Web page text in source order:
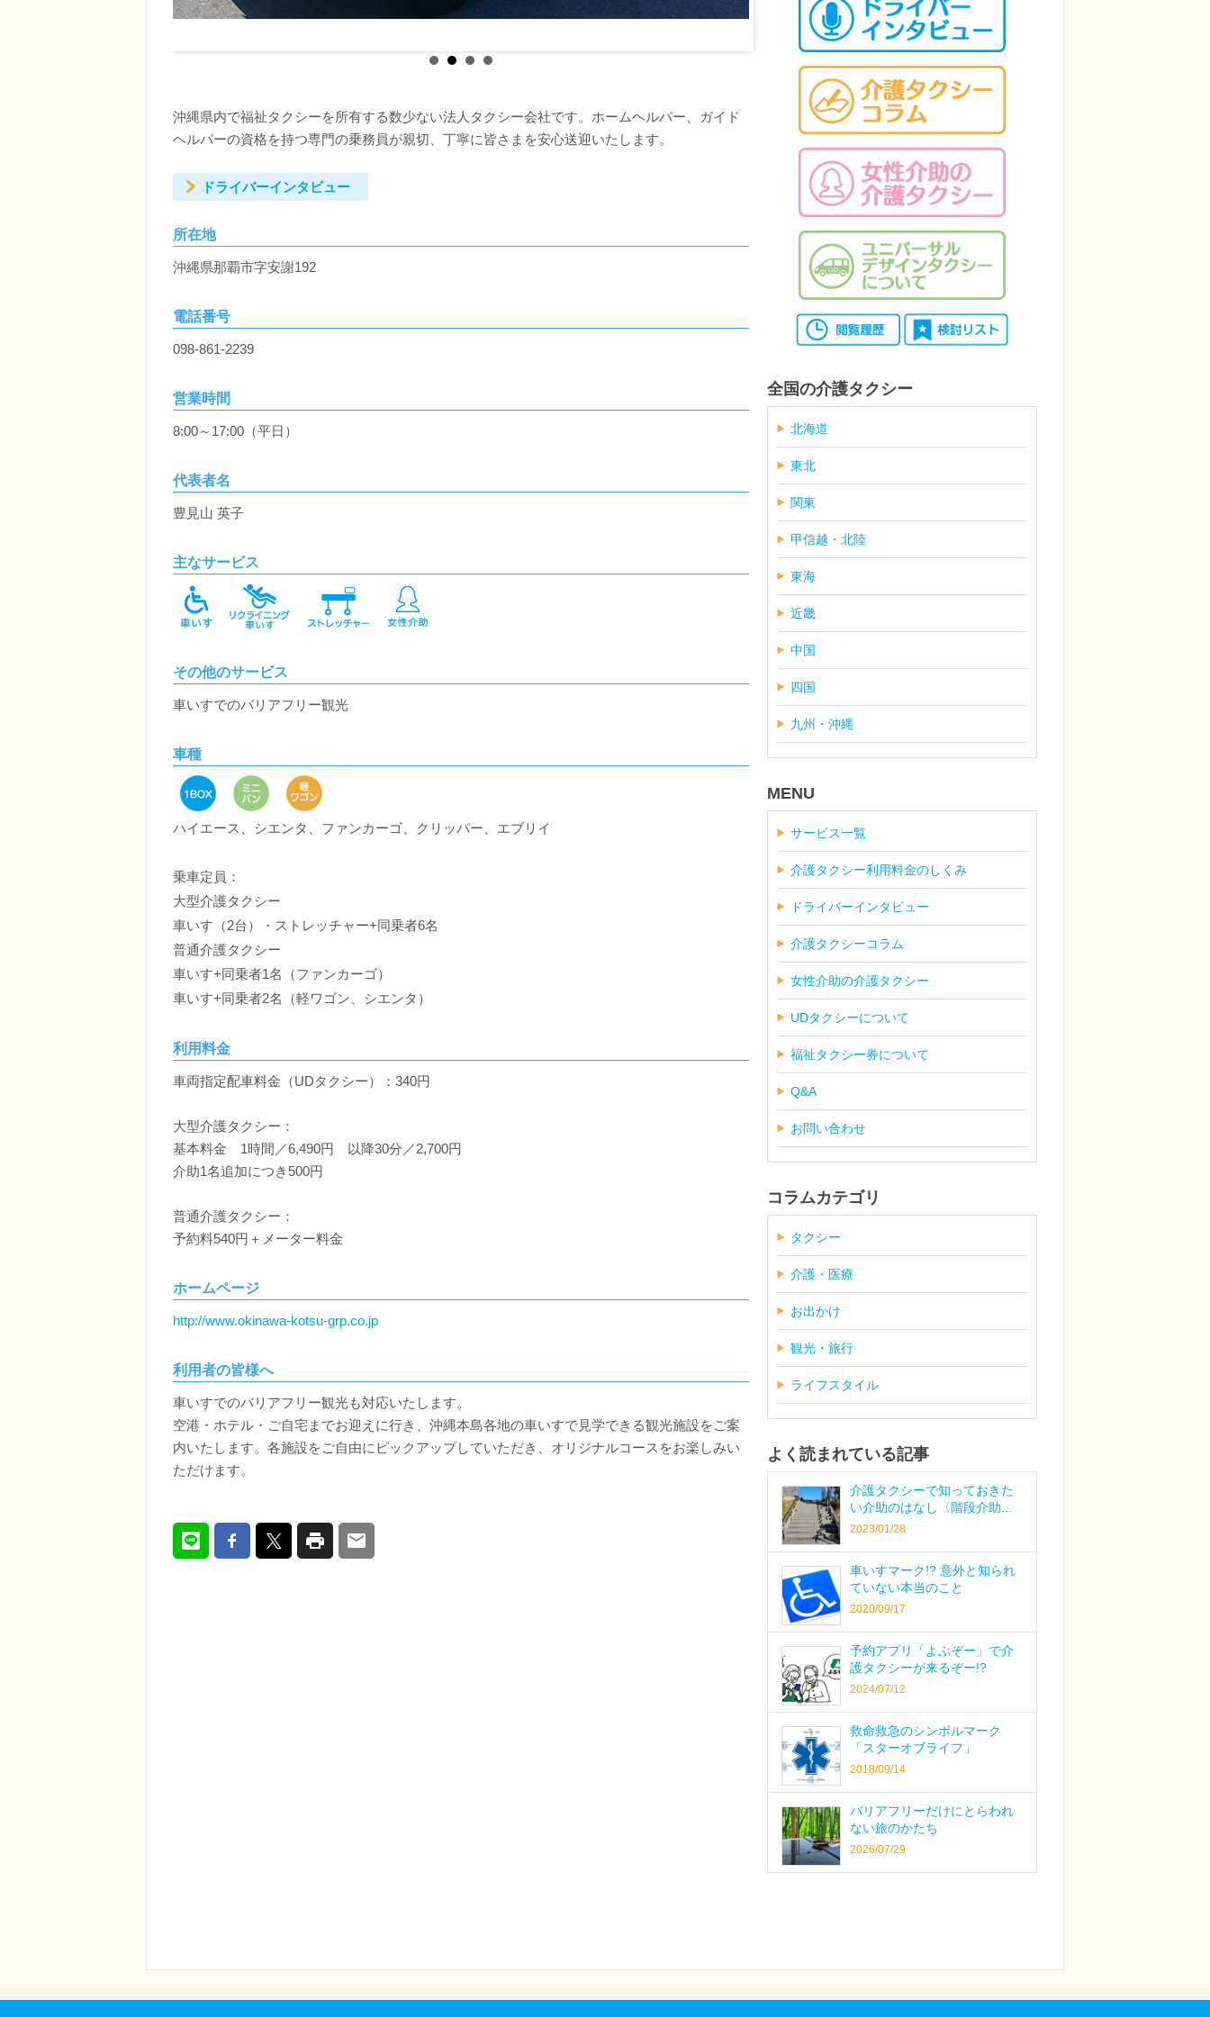
沖縄県内で福祉タクシーを所有する数少ない法人タクシー会社です。ホームヘルパー、ガイド
ヘルパーの資格を持つ専門の乗務員が親切、丁寧に皆さまを安心送迎いたします。
ドライバーインタビュー
所在地
沖縄県那覇市字安謝192
電話番号
098-861-2239
営業時間
8:00～17:00（平日）
代表者名
豊見山 英子
主なサービス
その他のサービス
車いすでのバリアフリー観光
車種
ハイエース、シエンタ、ファンカーゴ、クリッパー、エブリイ
乗車定員：
大型介護タクシー
車いす（2台）・ストレッチャー+同乗者6名
普通介護タクシー
車いす+同乗者1名（ファンカーゴ）
車いす+同乗者2名（軽ワゴン、シエンタ）
利用料金
車両指定配車料金（UDタクシー）：340円
大型介護タクシー：
基本料金 1時間／6,490円 以降30分／2,700円
介助1名追加につき500円
普通介護タクシー：
予約料540円＋メーター料金
ホームページ
http://www.okinawa-kotsu-grp.co.jp
利用者の皆様へ
車いすでのバリアフリー観光も対応いたします。
空港・ホテル・ご自宅までお迎えに行き、沖縄本島各地の車いすで見学できる観光施設をご案
内いたします。各施設をご自由にピックアップしていただき、オリジナルコースをお楽しみい
ただけます。
全国の介護タクシー
北海道
東北
関東
甲信越・北陸
東海
近畿
中国
四国
九州・沖縄
MENU
サービス一覧
介護タクシー利用料金のしくみ
ドライバーインタビュー
介護タクシーコラム
女性介助の介護タクシー
UDタクシーについて
福祉タクシー券について
Q&A
お問い合わせ
コラムカテゴリ
タクシー
介護・医療
お出かけ
観光・旅行
ライフスタイル
よく読まれている記事
介護タクシーで知っておきた
い介助のはなし〈階段介助...
2023/01/28
車いすマーク!? 意外と知られ
ていない本当のこと
2020/09/17
予約アプリ「よぶぞー」で介
護タクシーが来るぞー!?
2024/07/12
救命救急のシンボルマーク
「スターオブライフ」
2018/09/14
バリアフリーだけにとらわれ
ない旅のかたち
2026/07/29